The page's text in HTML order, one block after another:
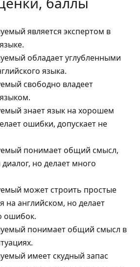
является экспертом в
обладает углубленными
языка.
свободно владеет
знает язык на хорошем
ошибки, допускает не
понимает общий смысл,
но делает много
может строить простые
на английском, но делает
ошибок.
понимает общий смысл в
имеет скудный запас